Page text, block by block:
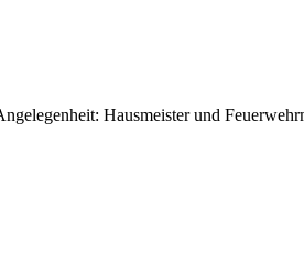
Hausmeister und